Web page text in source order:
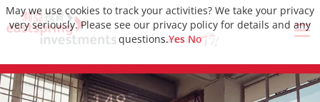
May we use cookies to track your activities? We take your privacy
very seriously. Please see our privacy policy for details and any
questions.Yes No